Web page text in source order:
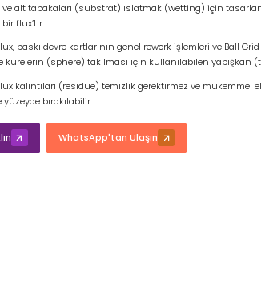
ve alt tabakaları (substrat) ıslatmak (wetting) için
flux’tır.
baskı devre kartlarının genel rework işlemleri ve Ball
kürelerin (sphere) takılması için kullanılabilen yapışkan
kalıntıları (residue) temizlik gerektirmez ve mükemmel
bırakılabilir.
WhatsApp'tan Ulaşın